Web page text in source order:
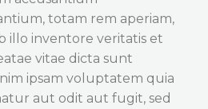
totam rem aperiam,
illo inventore veritatis et
vitae dicta sunt
ipsam voluptatem quia
aut odit aut fugit, sed